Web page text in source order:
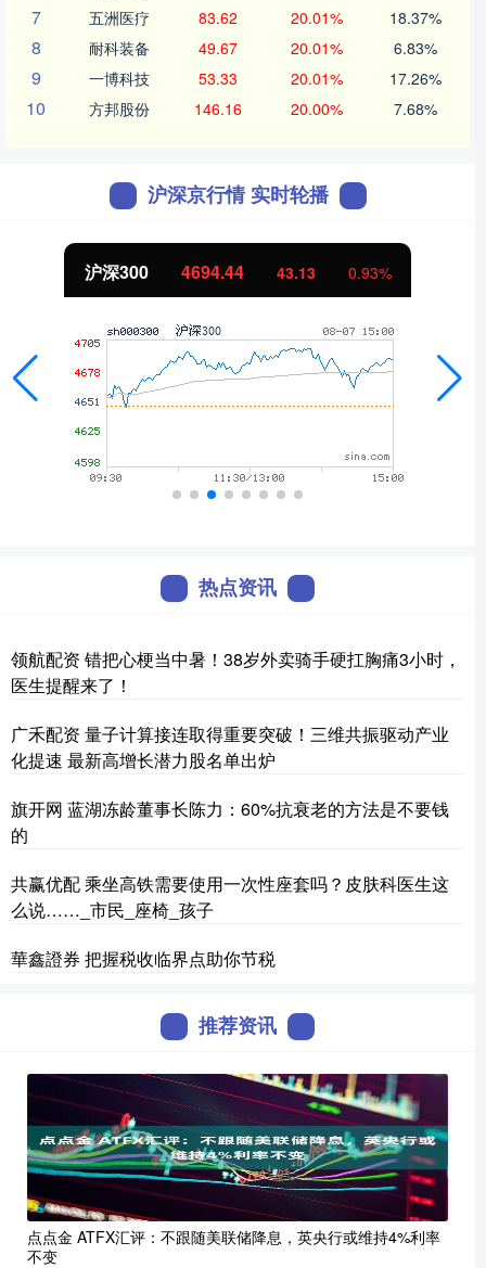
7 五洲医疗 83.62 20.01% 18.37%
8 耐科装备 49.67 20.01% 6.83%
9 一博科技 53.33 20.01% 17.26%
10 方邦股份 146.16 20.00% 7.68%
沪深京行情 实时轮播
沪深300 4694.44 43.13 0.93%
热点资讯
领航配资 错把心梗当中暑！38岁外卖骑手硬扛胸痛3小时，
医生提醒来了！
广禾配资 量子计算接连取得重要突破！三维共振驱动产业
化提速 最新高增长潜力股名单出炉
旗开网 蓝湖冻龄董事长陈力：60%抗衰老的方法是不要钱
的
共赢优配 乘坐高铁需要使用一次性座套吗？皮肤科医生这
么说……_市民_座椅_孩子
華鑫證券 把握税收临界点助你节税
推荐资讯
点点金 ATFX汇评：不跟随美联储降息，英央行或维持4%利率
不变